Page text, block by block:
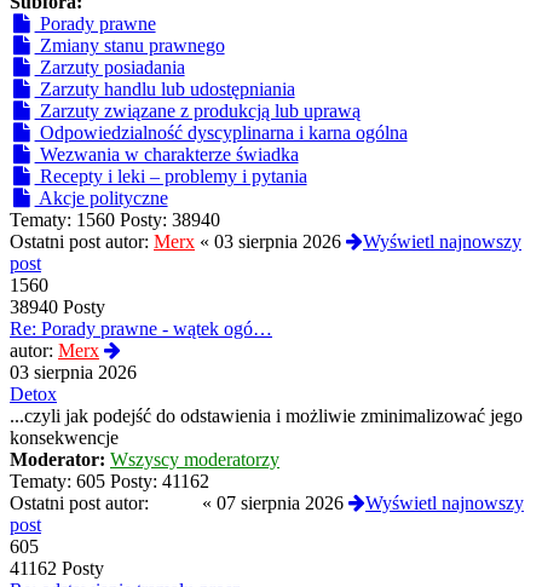
Porady prawne
Zmiany stanu prawnego
Zarzuty posiadania
Zarzuty handlu lub udostępniania
Zarzuty związane z produkcją lub uprawą
Odpowiedzialność dyscyplinarna i karna ogólna
Wezwania w charakterze świadka
Recepty i leki – problemy i pytania
Akcje polityczne
Tematy: 1560 Posty: 38940
Ostatni post autor: Merx « 03 sierpnia 2026
Wyświetl najnowszy
post
1560
38940 Posty
Re: Porady prawne - wątek ogó…
autor: Merx
najnowszy
03 sierpnia 2026
Detox
...czyli jak podejść do odstawienia i możliwie zminimalizować jego
konsekwencje
Moderator: Wszyscy moderatorzy
Tematy: 605 Posty: 41162
Ostatni post autor:
« 07 sierpnia 2026
Wyświetl najnowszy
post
605
41162 Posty